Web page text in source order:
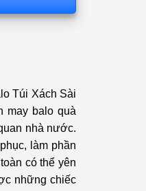
Túi Xách Sài
may balo quà
nhà nước.
làm phần
có thể yên
những chiếc